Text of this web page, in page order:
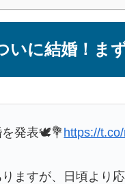
いに結婚！ま
を発表🕊️💐 https://
りますが、日頃より